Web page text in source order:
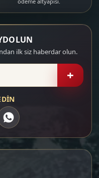
ilk siz haberdar olun.
+